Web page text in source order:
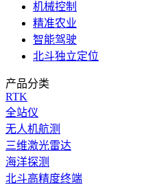
机械控制
精准农业
智能驾驶
北斗独立定位
产品分类
RTK
全站仪
无人机航测
三维激光雷达
海洋探测
北斗高精度终端